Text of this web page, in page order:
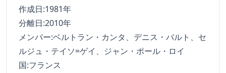
作成日:1981年
分離日:2010年
メンバー:ベルトラン・カンタ、デニス・バルト、セ
ルジュ・テイソ=ゲイ、ジャン・ポール・ロイ
国:フランス